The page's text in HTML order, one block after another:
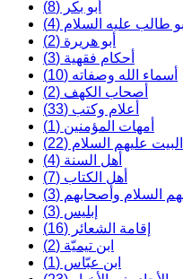
أبو بكر (8)
أبو طالب عليه السلام (4)
أبو هريرة (2)
أحكام فقهية (3)
أسماء الله وصفاته (10)
أصحاب الكهف (2)
أعلام وكتب (33)
أمهات المؤمنين (1)
عليهم السلام (22)
أهل السنة (4)
أهل الكتاب (7)
السلام وأصحابهم (3)
إبليس (3)
إقامة الشعائر (16)
ابن تيميّة (2)
ابن عبّاس (1)